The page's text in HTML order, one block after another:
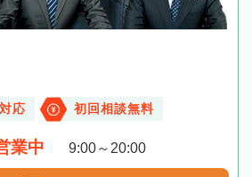
応 初回相談無料
業中 9:00～20:00